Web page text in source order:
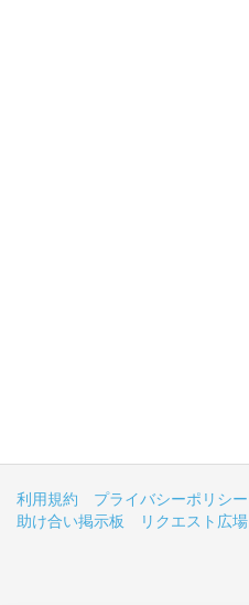
利用規約 プライバシーポリシー
助け合い掲示板
リクエスト広場